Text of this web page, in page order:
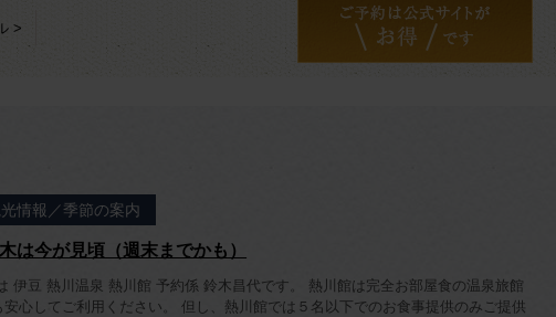
>
情報／季節の案内
は今が見頃（週末までかも）
伊豆 熱川温泉 熱川館 予約係 鈴木昌代です。 熱川館は完全お部屋食の温泉旅館
心してご利用ください。 但し、熱川館では５名以下でのお食事提供のみご提供